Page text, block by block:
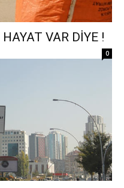
VAR DİYE !
0